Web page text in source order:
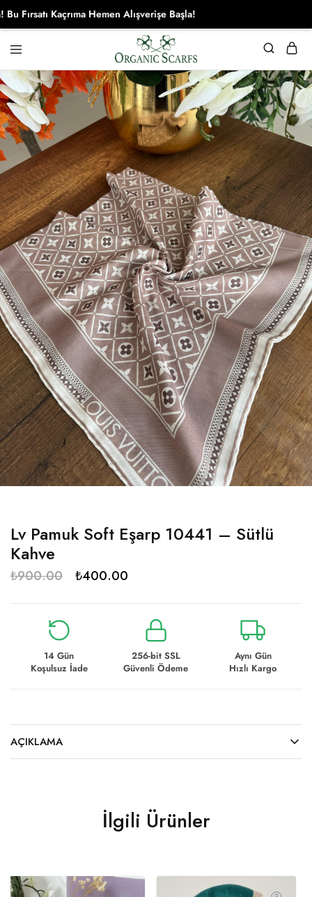
Organikscarf
Lv Pamuk Soft Eşarp 10441 – Sütlü
Kahve
₺900.00 ₺400.00
14 Gün
Koşulsuz İade
256-bit SSL
Güvenli Ödeme
Aynı Gün
Hızlı Kargo
AÇIKLAMA
İlgili Ürünler
Kaçrıma Hemen Alışverişe Başla!